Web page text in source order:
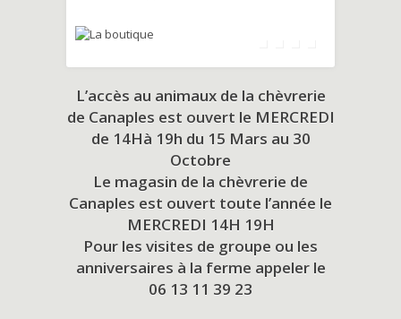
L’accès au animaux de la chèvrerie
de Canaples est ouvert le MERCREDI
de 14Hà 19h du 15 Mars au 30
Octobre
Le magasin de la chèvrerie de
Canaples est ouvert toute l’année le
MERCREDI 14H 19H
Pour les visites de groupe ou les
anniversaires à la ferme appeler le
06 13 11 39 23